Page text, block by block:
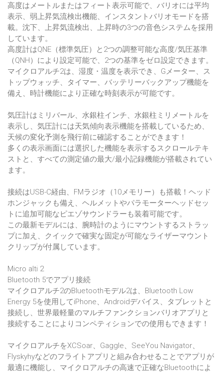
高度はメートルまたはフィート表示可能で、バリオには平均
表示、弱上昇気流検出機能、インスタントバリオモードを搭
載。沈下、上昇気流検出、上昇時の3つの音色システムを採用
しています。
高度計はQNE（標準気圧）と2つの調整可能な高度/気圧基準
（QNH）により設定可能で、2つの基準をゼロ設定できます。
マイクロアルチ2は、湿度・温度を表示でき、Gメーター、ス
トップウォッチ、タイマー、バッテリーバックアップ機能を
備え、時計機能により正確な時刻表示が可能です。
気圧計はミリバール、水銀柱インチ、水銀柱ミリメートルを
表示し、気圧計には天気傾向表示機能を搭載しているため、
天候の変化予測を飛行前に確認することができます！
多くの表示画面には選択した機能を表示するスクロールテキ
ストと、すべての測定値の最大/最小記録機能が搭載されてい
ます。
接続はUSB-C経由、FMラジオ（10メモリー）も搭載！ヘッド
ホンジャックも備え、ヘルメットやパラモーターヘッドセッ
トに追加可能なピエゾサウンドラーも装着可能です。
この最新モデルには、腕時計のようにマウントするストラッ
プに加え、クイックで確実な固定が可能なライザーマウント
クリップが付属しています。
Micro alti 2
Bluetooth 5でアプリ接続
マイクロアルチ2のBluetoothモデル2は、Bluetooth Low
Energy 5を使用してiPhone、Androidデバイス、タブレットと
接続し、世界最軽量のマルチファンクションバリオアプリと
接続することによりコンペティションでの使用もできます！
マイクロアルチをXCSoar、Gaggle、SeeYou Navigator、
Flyskyhyなどのフライトアプリと組み合わせることでアプリが
最適に機能し、マイクロアルチの高速で正確なBluetoothによ